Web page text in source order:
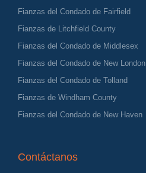
Fianzas del Condado de Fairfield
Fianzas de Litchfield County
Fianzas del Condado de Middlesex
Fianzas del Condado de New London
Fianzas del Condado de Tolland
Fianzas de Windham County
Fianzas del Condado de New Haven
Contáctanos